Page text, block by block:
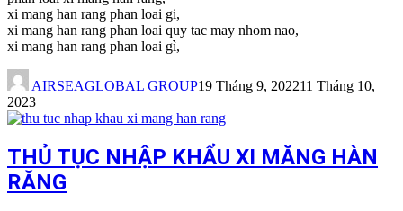
xi mang han rang phan loai gi,
xi mang han rang phan loai quy tac may nhom nao,
xi mang han rang phan loai gì,
AIRSEAGLOBAL GROUP19 Tháng 9, 202211 Tháng 10,
2023
THỦ TỤC NHẬP KHẨU XI MĂNG HÀN
RĂNG